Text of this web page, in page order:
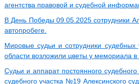
агентства правовой и судебной
В День Победы 09.05.2025 сотрудники
автопробеге.
Мировые судьи и сотрудники
области возложили цветы у мемориала в
Судьи и аппарат постоянного
судебного участка №19 Алексинского